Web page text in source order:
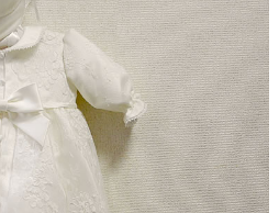
ライプスカートのベビード
ワーモチーフのポーチ＆ク
ふわオーバースカートのツ